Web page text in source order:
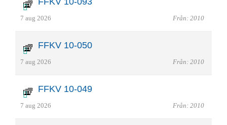
7 aug 2026 Från: 2010
FFKV 10-050
7 aug 2026 Från: 2010
FFKV 10-049
7 aug 2026 Från: 2010